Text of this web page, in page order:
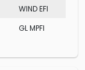
WIND EFI
GL MPFI